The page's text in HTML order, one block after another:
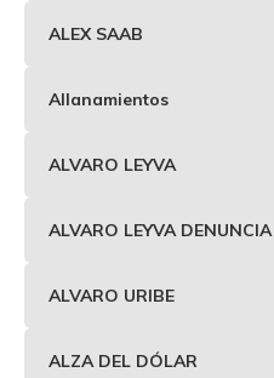
ALEX SAAB
Allanamientos
ALVARO LEYVA
ALVARO LEYVA
ALVARO URIBE
ALZA DEL DÓLAR